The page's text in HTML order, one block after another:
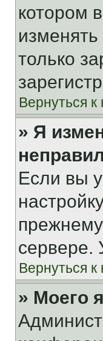
котором
только
Вернуться к
» Я
Если вы
сервере.
Вернуться к
» Моего